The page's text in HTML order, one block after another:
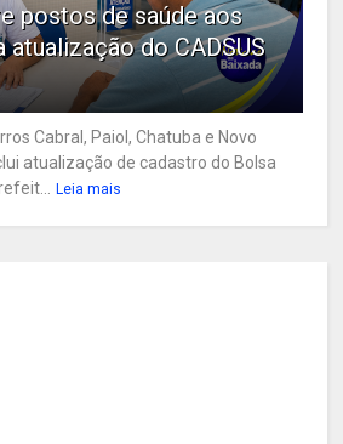
postos de saúde aos
atualização do CADSUS
Cabral, Paiol, Chatuba e Novo
atualização de cadastro do Bolsa
Leia mais